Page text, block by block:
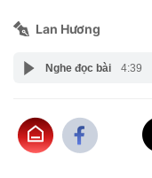
Lan Hương
Nghe đọc bài 4:39